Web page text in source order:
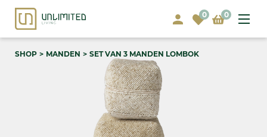
0 0
SHOP MANDEN SET VAN 3 MANDEN LOMBOK